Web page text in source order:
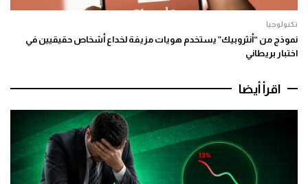
تكنولوجيا
نموذج من “أنثروبيك” يستخدم هويات مزيفة لخداع أشخاص حقيقيين في
اختبار بريطاني
اقرأ أيضا